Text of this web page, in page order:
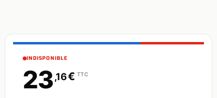
INDISPONIBLE
23,16€ TTC